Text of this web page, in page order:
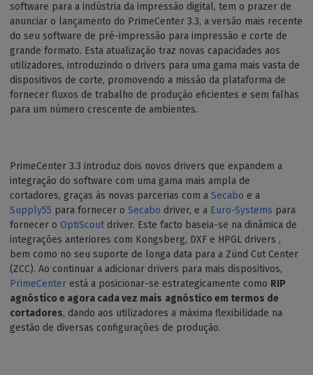
software para a indústria da impressão digital, tem o prazer de
anunciar o lançamento do PrimeCenter 3.3, a versão mais recente
do seu software de pré-impressão para impressão e corte de
grande formato. Esta atualização traz novas capacidades aos
utilizadores, introduzindo o drivers para uma gama mais vasta de
dispositivos de corte, promovendo a missão da plataforma de
fornecer fluxos de trabalho de produção eficientes e sem falhas
para um número crescente de ambientes.
PrimeCenter 3.3 introduz dois novos drivers que expandem a
integração do software com uma gama mais ampla de
cortadores, graças às novas parcerias com a Secabo e a
Supply55 para fornecer o Secabo driver, e a Euro-Systems para
fornecer o OptiScout driver. Este facto baseia-se na dinâmica de
integrações anteriores com Kongsberg, DXF e HPGL drivers ,
bem como no seu suporte de longa data para a Zünd Cut Center
(ZCC). Ao continuar a adicionar drivers para mais dispositivos,
PrimeCenter está a posicionar-se estrategicamente como RIP
agnóstico e agora cada vez mais agnóstico em termos de
cortadores, dando aos utilizadores a máxima flexibilidade na
gestão de diversas configurações de produção.